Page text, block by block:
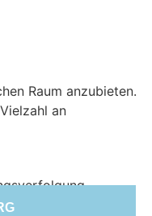
Raum anzubieten.
an